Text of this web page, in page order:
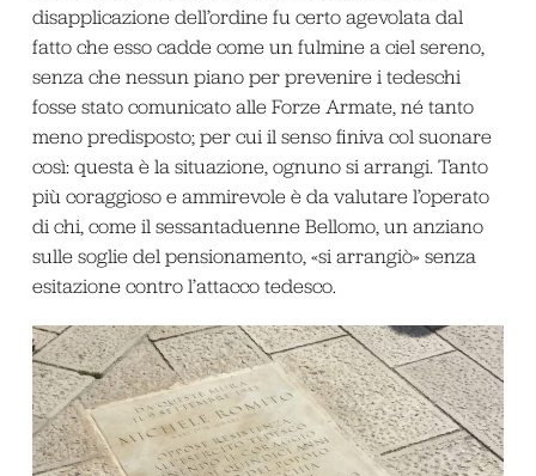
disapplicazione dell’ordine fu certo agevolata dal
fatto che esso cadde come un fulmine a ciel sereno,
senza che nessun piano per prevenire i tedeschi
fosse stato comunicato alle Forze Armate, né tanto
meno predisposto; per cui il senso finiva col suonare
così: questa è la situazione, ognuno si arrangi. Tanto
più coraggioso e ammirevole è da valutare l’operato
di chi, come il sessantaduenne Bellomo, un anziano
sulle soglie del pensionamento, «si arrangiò» senza
esitazione contro l’attacco tedesco.